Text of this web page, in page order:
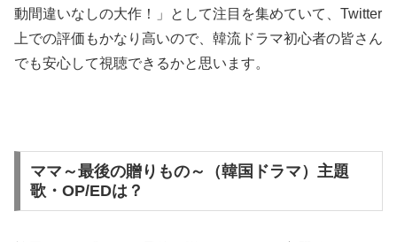
動間違いなしの大作！」として注目を集めていて、Twitter
上での評価もかなり高いので、韓流ドラマ初心者の皆さん
でも安心して視聴できるかと思います。
ママ～最後の贈りもの～（韓国ドラマ）主題
歌・OP/EDは？